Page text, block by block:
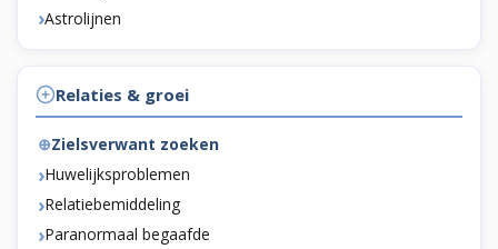
Astrolijnen
Relaties & groei
Zielsverwant zoeken
Huwelijksproblemen
Relatiebemiddeling
Paranormaal begaafde